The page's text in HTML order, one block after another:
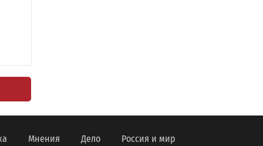
Мнения Дело Россия и мир